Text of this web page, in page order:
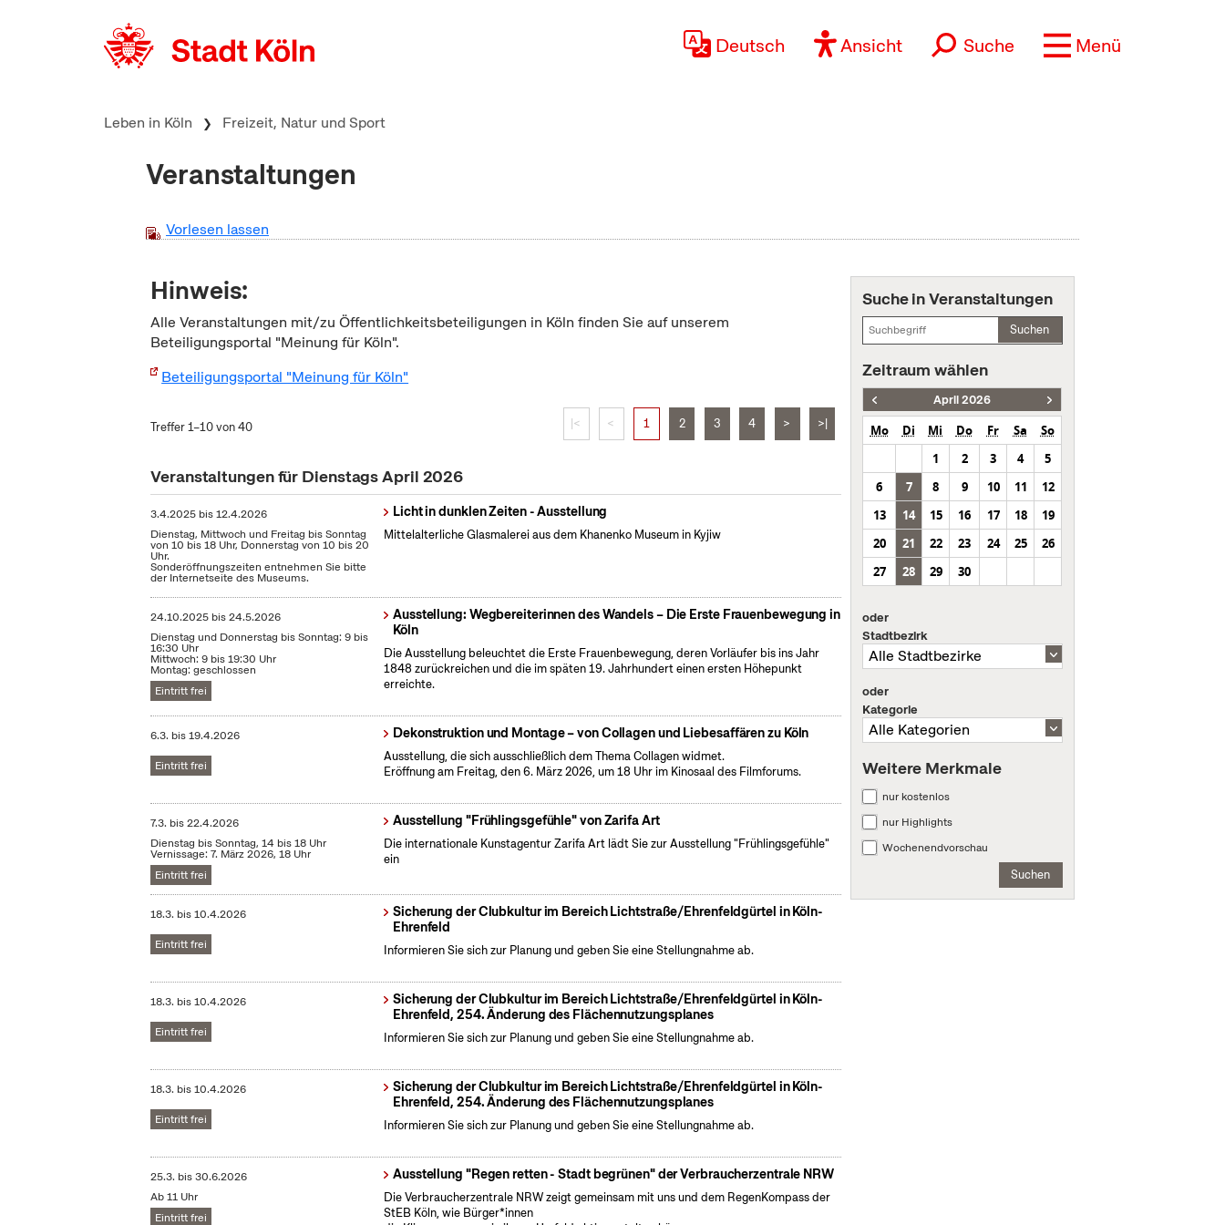
Deutsch Ansicht Suche Menü
Leben in Köln Freizeit, Natur und Sport
Veranstaltungen
Vorlesen lassen
Hinweis:
Alle Veranstaltungen mit/zu Öffentlichkeitsbeteiligungen in Köln finden Sie auf unserem
Beteiligungsportal "Meinung für Köln".
Beteiligungsportal "Meinung für Köln"
Treffer 1–10 von 40 |< < 1 2 3 4 > >|
Veranstaltungen für Dienstags April 2026
3.4.2025 bis12.4.2026
Dienstag, Mittwoch und Freitag bis Sonntag
von 10 bis 18 Uhr, Donnerstag von 10 bis 20
Uhr.
Sonderöffnungszeiten entnehmen Sie bitte
der Internetseite des Museums.
Licht in dunklen Zeiten - Ausstellung
Mittelalterliche Glasmalerei aus dem Khanenko Museum in Kyjiw
24.10.2025 bis24.5.2026
Dienstag und Donnerstag bis Sonntag: 9 bis
16:30 Uhr
Mittwoch: 9 bis 19:30 Uhr
Montag: geschlossen
Eintritt frei
Ausstellung: Wegbereiterinnen des Wandels – Die Erste Frauenbewegung in
Köln
Die Ausstellung beleuchtet die Erste Frauenbewegung, deren Vorläufer bis ins Jahr
1848 zurückreichen und die im späten 19. Jahrhundert einen ersten Höhepunkt
erreichte.
6.3. bis19.4.2026
Eintritt frei
Dekonstruktion und Montage – von Collagen und Liebesaffären zu Köln
Ausstellung, die sich ausschließlich dem Thema Collagen widmet.
Eröffnung am Freitag, den 6. März 2026, um 18 Uhr im Kinosaal des Filmforums.
7.3. bis22.4.2026
Dienstag bis Sonntag, 14 bis 18 Uhr
Vernissage: 7. März 2026, 18 Uhr
Eintritt frei
Ausstellung "Frühlingsgefühle" von Zarifa Art
Die internationale Kunstagentur Zarifa Art lädt Sie zur Ausstellung "Frühlingsgefühle"
ein
18.3. bis10.4.2026
Eintritt frei
Sicherung der Clubkultur im Bereich Lichtstraße/Ehrenfeldgürtel in Köln-
Ehrenfeld
Informieren Sie sich zur Planung und geben Sie eine Stellungnahme ab.
18.3. bis10.4.2026
Eintritt frei
Sicherung der Clubkultur im Bereich Lichtstraße/Ehrenfeldgürtel in Köln-
Ehrenfeld, 254. Änderung des Flächennutzungsplanes
Informieren Sie sich zur Planung und geben Sie eine Stellungnahme ab.
18.3. bis10.4.2026
Eintritt frei
Sicherung der Clubkultur im Bereich Lichtstraße/Ehrenfeldgürtel in Köln-
Ehrenfeld, 254. Änderung des Flächennutzungsplanes
Informieren Sie sich zur Planung und geben Sie eine Stellungnahme ab.
25.3. bis30.6.2026
Ab 11 Uhr
Eintritt frei
Ausstellung "Regen retten - Stadt begrünen" der Verbraucherzentrale NRW
Die Verbraucherzentrale NRW zeigt gemeinsam mit uns und dem RegenKompass der
StEB Köln, wie Bürger*innen
Suche in Veranstaltungen
Suchen
Zeitraum wählen
April 2026
Mo Di Mi Do Fr Sa
So
1
2 3 4
5
6
7 8 9 10 11
12
13
14 15 16 17 18
19
20
21 22 23 24 25
26
27
28 29 30
oder
Stadtbezirk
oder
Kategorie
Weitere Merkmale
nur kostenlos
nur Highlights
Wochenendvorschau
Suchen